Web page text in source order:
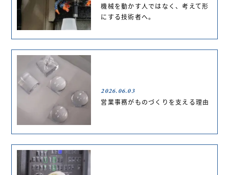
機械を動かす人ではなく、考えて形
にする技術者へ。
2026.06.03
営業事務がものづくりを支える理由